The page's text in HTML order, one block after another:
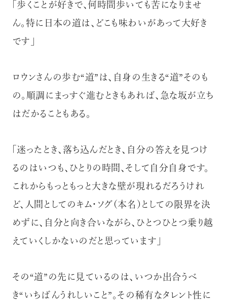
「歩くことが好きで、何時間歩いても苦になりませ
ん。特に日本の道は、どこも味わいがあって大好き
です」
ロウンさんの歩む“道”は、自身の生きる“道”そのも
の。順調にまっすぐ進むときもあれば、急な坂が立ち
はだかることもある。
「迷ったとき、落ち込んだとき、自分の答えを見つけ
るのはいつも、ひとりの時間、そして自分自身です。
これからもっともっと大きな壁が現れるだろうけれ
ど、人間としてのキム・ソグ（本名）としての限界を決
めずに、自分と向き合いながら、ひとつひとつ乗り越
えていくしかないのだと思っています」
その“道”の先に見ているのは、いつか出合うべ
き“いちばんうれしいこと”。その稀有なタレント性に